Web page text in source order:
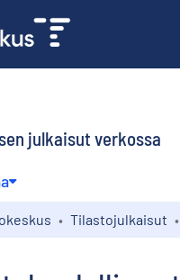
julkaisut verkossa
Tilastojulkaisut